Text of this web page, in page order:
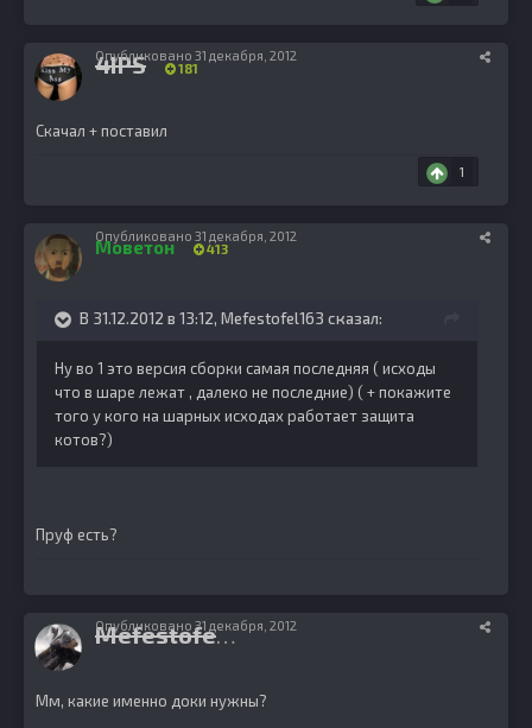
4IPS 181
Опубликовано 31 декабря, 2012
Скачал + поставил
1
Моветон 413
Опубликовано 31 декабря, 2012
В 31.12.2012 в 13:12, Mefestofel163 сказал:
Ну во 1 это версия сборки самая последняя ( исходы
что в шаре лежат , далеко не последние) ( + покажите
того у кого на шарных исходах работает защита
котов?)
Пруф есть?
Mefestofel163
Опубликовано 31 декабря, 2012
Мм, какие именно доки нужны?